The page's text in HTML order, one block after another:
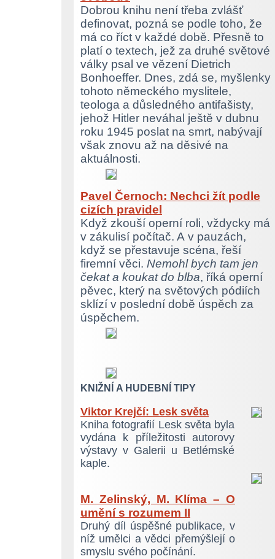
Dobrou knihu není třeba zvlášť
definovat, pozná se podle toho, že
má co říct v každé době. Přesně to
platí o textech, jež za druhé světové
války psal ve vězení Dietrich
Bonhoeffer. Dnes, zdá se, myšlenky
tohoto německého myslitele,
teologa a důsledného antifašisty,
jehož Hitler neváhal ještě v dubnu
roku 1945 poslat na smrt, nabývají
však znovu až na děsivé na
aktuálnosti.
Pavel Černoch: Nechci žít podle
cizích pravidel
Když zkouší operní roli, vždycky má
v zákulisí počítač. A v pauzách,
když se přestavuje scéna, řeší
firemní věci. Nemohl bych tam jen
čekat a koukat do blba, říká operní
pěvec, který na světových pódiích
sklízí v poslední době úspěch za
úspěchem.
KNIŽNÍ A HUDEBNÍ TIPY
Viktor Krejčí: Lesk světa
Kniha fotografií Lesk světa byla
vydána k příležitosti autorovy
výstavy v Galerii u Betlémské
kaple.
M. Zelinský, M. Klíma – O
umění s rozumem II
Druhý díl úspěšné publikace, v
níž umělci a vědci přemýšlejí o
smyslu svého počínání.